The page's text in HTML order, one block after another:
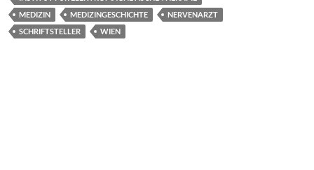
k
MEDIZIN
MEDIZINGESCHICHTE
NERVENARZT
SCHRIFTSTELLER
WIEN